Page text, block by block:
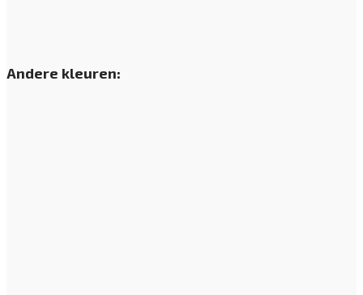
Andere kleuren: